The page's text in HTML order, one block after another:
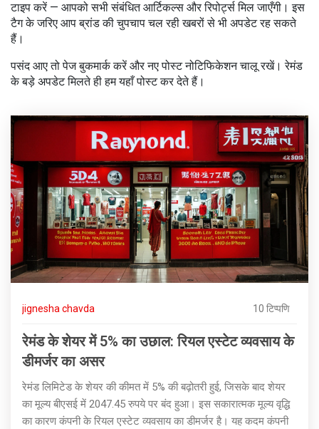
टाइप करें — आपको सभी संबंधित आर्टिकल्स और रिपोर्ट्स मिल जाएँगी। इस
टैग के जरिए आप ब्रांड की चुपचाप चल रही खबरों से भी अपडेट रह सकते
हैं।
पसंद आए तो पेज बुकमार्क करें और नए पोस्ट नोटिफिकेशन चालू रखें। रेमंड
के बड़े अपडेट मिलते ही हम यहाँ पोस्ट कर देते हैं।
jignesha chavda 10 टिप्पणि
रेमंड के शेयर में 5% का उछाल: रियल एस्टेट व्यवसाय के
डीमर्जर का असर
रेमंड लिमिटेड के शेयर की कीमत में 5% की बढ़ोतरी हुई, जिसके बाद शेयर
का मूल्य बीएसई में 2047.45 रुपये पर बंद हुआ। इस सकारात्मक मूल्य वृद्धि
का कारण कंपनी के रियल एस्टेट व्यवसाय का डीमर्जर है। यह कदम कंपनी